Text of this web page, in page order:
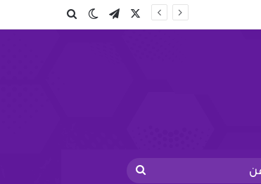
تيلقرامالوضع المظلم
بحث عن
بحث